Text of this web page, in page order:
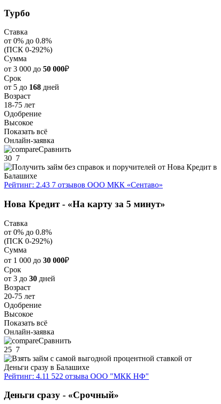
Турбо
Ставка
от 0% до 0.8%
(ПСК 0-292%)
Сумма
от 3 000 до 50 000₽
Срок
от 5 до 168 дней
Возраст
18-75 лет
Одобрение
Высокое
Показать всё
Онлайн-заявка
Сравнить
30 7
Рейтинг: 2.43 7 отзывов ООО МКК «Сентаво»
Нова Кредит - «На карту за 5 минут»
Ставка
от 0% до 0.8%
(ПСК 0-292%)
Сумма
от 1 000 до 30 000₽
Срок
от 3 до 30 дней
Возраст
20-75 лет
Одобрение
Высокое
Показать всё
Онлайн-заявка
Сравнить
25 7
Рейтинг: 4.11 522 отзыва ООО "МКК НФ"
Деньги сразу - «Срочный»